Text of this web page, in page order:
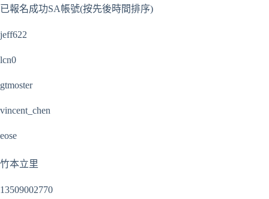
已報名成功SA帳號(按先後時間排序)
jeff622
lcn0
gtmoster
vincent_chen
eose
竹本立里
13509002770